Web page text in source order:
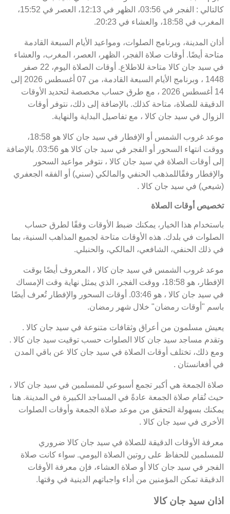
كالتالي : الفجر في 03:56، الظهر في 12:13، العصر في 15:52،
المغرب في 18:58، والعشاء في 20:23.
أذان المدينة، وبرنامج الصلوات، ومواعيد الأيام السبعة القادمة
متاحة أيضًا. أوقات صلاة الفجر، الظهر، العصر، المغرب، والعشاء
في سيد جان كالا متاحة للاطلاع. أوقات الصلاة اليوم، 22 صفر
1448 ، وبرنامج الأيام السبعة القادمة، من 07 أغسطس 2026 إلى
14 أغسطس 2026 ، مع طرق حساب مخصصة لتحديد الأوقات
الدقيقة للصلاة، متاحة كذلك. بالإضافة إلى ذلك، نتوفر أوقات
الزوال في سيد جان كالا ، مع تفاصيل البداية والنهاية.
موعد غروب الشمس أو الإفطار في سيد جان كالا هو 18:58،
ووقت انتهاء السحور أو الفجر في سيد جان كالا هو 03:56. بالإضافة
إلى أوقات الصلاة في سيد جان كالا ، نتوفر مواعيد السحور
والإفطار وفقًاللمذهب الحنفي والمالكي (سني) أو الفقه الجعفري
(شيعي) في سيد جان كالا .
تخصيص أوقات الصلاة
باستخدام هذا الخيار، يمكنك ضبط الأوقات وفقًا لطرق حساب
الصلوات في بلدك. هذه الأوقات متاحة لجميع المذاهب السنية، بما
في ذلك الحنفي، الشافعي، المالكي، والحنبلي.
موعد غروب الشمس في سيد جان كالا ، المعروف أيضًا بوقت
الإفطار، هو 18:58، ووقت الفجر، الذي يمثل نهاية وقت الإمساك
في سيد جان كالا ، هو 03:46. أوقات السحور والإفطار تُعرف أيضًا
باسم "أوقات رمضان" خلال شهر رمضان.
يعيش مسلمون من أعراق وثقافات متنوعة في سيد جان كالا .
وتقدم مساجد سيد جان كالا الصلوات حسب توقيت سيد جان كالا .
ومع ذلك، تختلف أوقات الصلاة في سيد جان كالا عن باقي المدن
في أفغانستان .
صلاة الجمعة هي أكبر تجمع أسبوعي للمسلمين في سيد جان كالا ،
حيث تُقام صلاة الجمعة عادةً في المساجد الكبيرة في المدينة. هنا
يمكنك بسهولة التحقق من موعد صلاة الجمعة وأوقات الصلوات
الأخرى في سيد جان كالا .
معرفة الأوقات الدقيقة للصلاة في سيد جان كالا ضروري
للمسلمين للحفاظ على روتين الصلاة اليومي. سواء كانت صلاة
الفجر في سيد جان كالا أو صلاة العشاء، فإن معرفة الأوقات
الدقيقة تمكن المؤمنين من أداء واجباتهم الدينية في وقتها.
اذان سيد جان كالا